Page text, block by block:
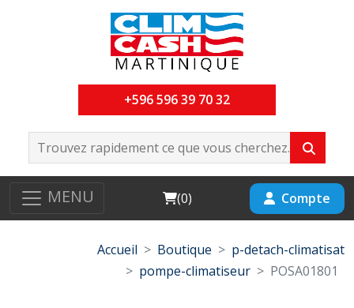
+596 596 39 70 32
MENU Cart
(0) Compte
Accueil Boutique
p-detach-climatisat
pompe-climatiseur
POSA01801